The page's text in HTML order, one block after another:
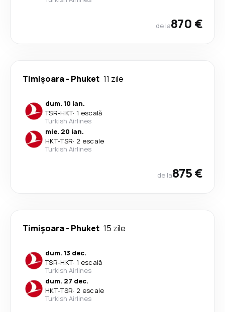
de la870 €
Timișoara- Phuket 11 zile
dum. 10 ian.
TSR-HKT· 1 escală
Turkish Airlines
mie. 20 ian.
HKT-TSR· 2 escale
Turkish Airlines
de la875 €
Timișoara- Phuket 15 zile
dum. 13 dec.
TSR-HKT· 1 escală
Turkish Airlines
dum. 27 dec.
HKT-TSR· 2 escale
Turkish Airlines